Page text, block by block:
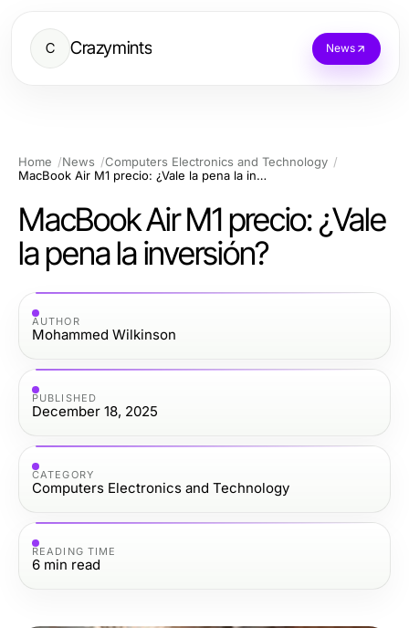
C Crazymints News
Home News
Computers Electronics and Technology
MacBook Air M1 precio: ¿Vale la pena la inversión?
MacBook Air M1 precio: ¿Vale
la pena la inversión?
AUTHOR
Mohammed Wilkinson
PUBLISHED
December 18, 2025
CATEGORY
Computers Electronics and Technology
READING TIME
6 min read